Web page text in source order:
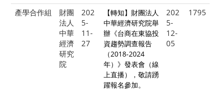
產學合作組
財團
法人
中華
經濟
研究
院
202
5-
11-
27
【轉知】財團法人
中華經濟研究院舉
辦《台商在東協投
資趨勢調查報告
（2018-2024
年）》發表會（線
上直播），敬請踴
躍報名參加。
202
5-
12-
05
1795